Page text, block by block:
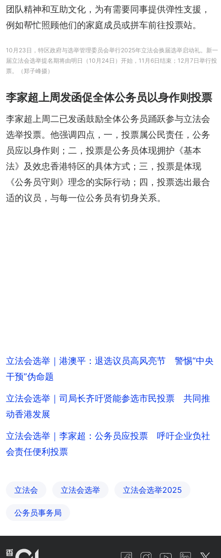
团队精神和互助文化，为有需要同事提供弹性支援，
例如帮忙照顾他们的家庭成员或拼车前往投票站。
10月23日，特区政府与选举管理委员会举行2025年立法会换届选举启动礼。新一
届立法会选举提名期将由明日（10月24日）开始，11月6日结束；12月7日举行投
票。（郑子峰摄）
李家超上周发函促全体公务员以身作则投票
李家超上周二已发函鼓励全体公务员踊跃参与立法会
选举投票。他强调四点，一，投票属公民责任，公务
员应以身作则；二，投票是公务员体现拥护《基本
法》及效忠香港特区的具体方式；三，投票是体现
《公务员守则》理念的实际行动；四，投票选出最合
适的议员，与每一位公务员有切身关系。
立法会选举｜港澳平：退选议员高风亮节 警惕“中央
干预”伪命题
立法会选举｜司局长齐吁贤能参选市民投票 共同推
动香港发展
立法会选举｜李家超：公务员应投票 呼吁企业负社
会责任便利投票
立法会 立法会选举 立法会选举2025
公务员事务局